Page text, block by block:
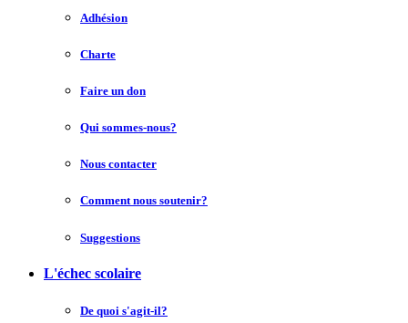
Adhésion
Charte
Faire un don
Qui sommes-nous?
Nous contacter
Comment nous soutenir?
Suggestions
L'échec scolaire
De quoi s'agit-il?